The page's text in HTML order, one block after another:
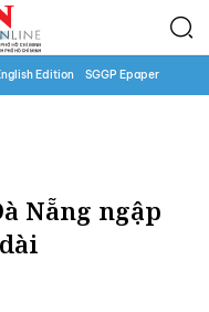
Edition SGGP Epaper
Nẵng ngập